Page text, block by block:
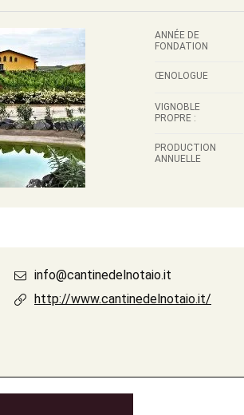
ANNÉE DE
FONDATION
ŒNOLOGUE
VIGNOBLE
PROPRE :
PRODUCTION
ANNUELLE
info@cantinedelnotaio.it
http://www.cantinedelnotaio.it/